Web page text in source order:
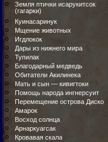
Земля птички исарукитсок
(гагарки)
Куинасаринук
Мщение животных
Игдлокок
Дары из нижнего мира
Тупилак
Благодарный медведь
Обитатели Акилинека
Мать и сын — кивигтоки
Помощь народа ингнерсуит
Перемещение острова Диско
Амарок
Восход солнца
Арнаркуагсак
Кровавая скала